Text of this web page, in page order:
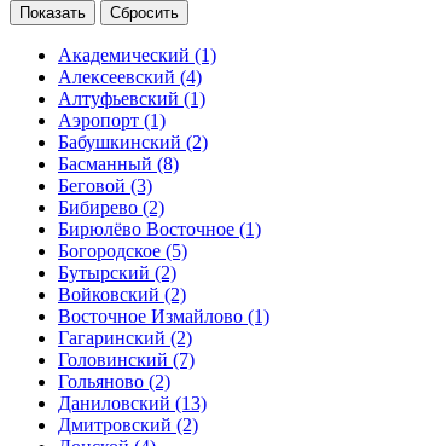
Академический (1)
Алексеевский (4)
Алтуфьевский (1)
Аэропорт (1)
Бабушкинский (2)
Басманный (8)
Беговой (3)
Бибирево (2)
Бирюлёво Восточное (1)
Богородское (5)
Бутырский (2)
Войковский (2)
Восточное Измайлово (1)
Гагаринский (2)
Головинский (7)
Гольяново (2)
Даниловский (13)
Дмитровский (2)